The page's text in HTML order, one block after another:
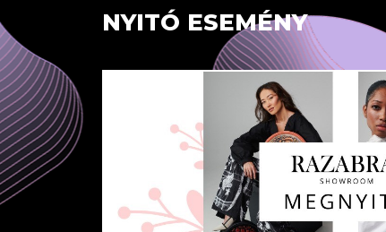
NYITÓ ESEMÉNY